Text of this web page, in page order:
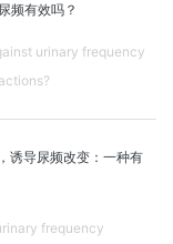
频有效吗？
urinary frequency
诱导尿频改变：一种有
frequency